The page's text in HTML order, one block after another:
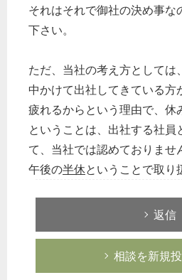
それはそれで御社の決め事な
下さい。
ただ、当社の考え方としては
中かけて出社してきている方
疲れるからという理由で、休
ということは、出社する社員
て、当社では認めておりませ
午後の半休ということで取り
返信
相談を新規